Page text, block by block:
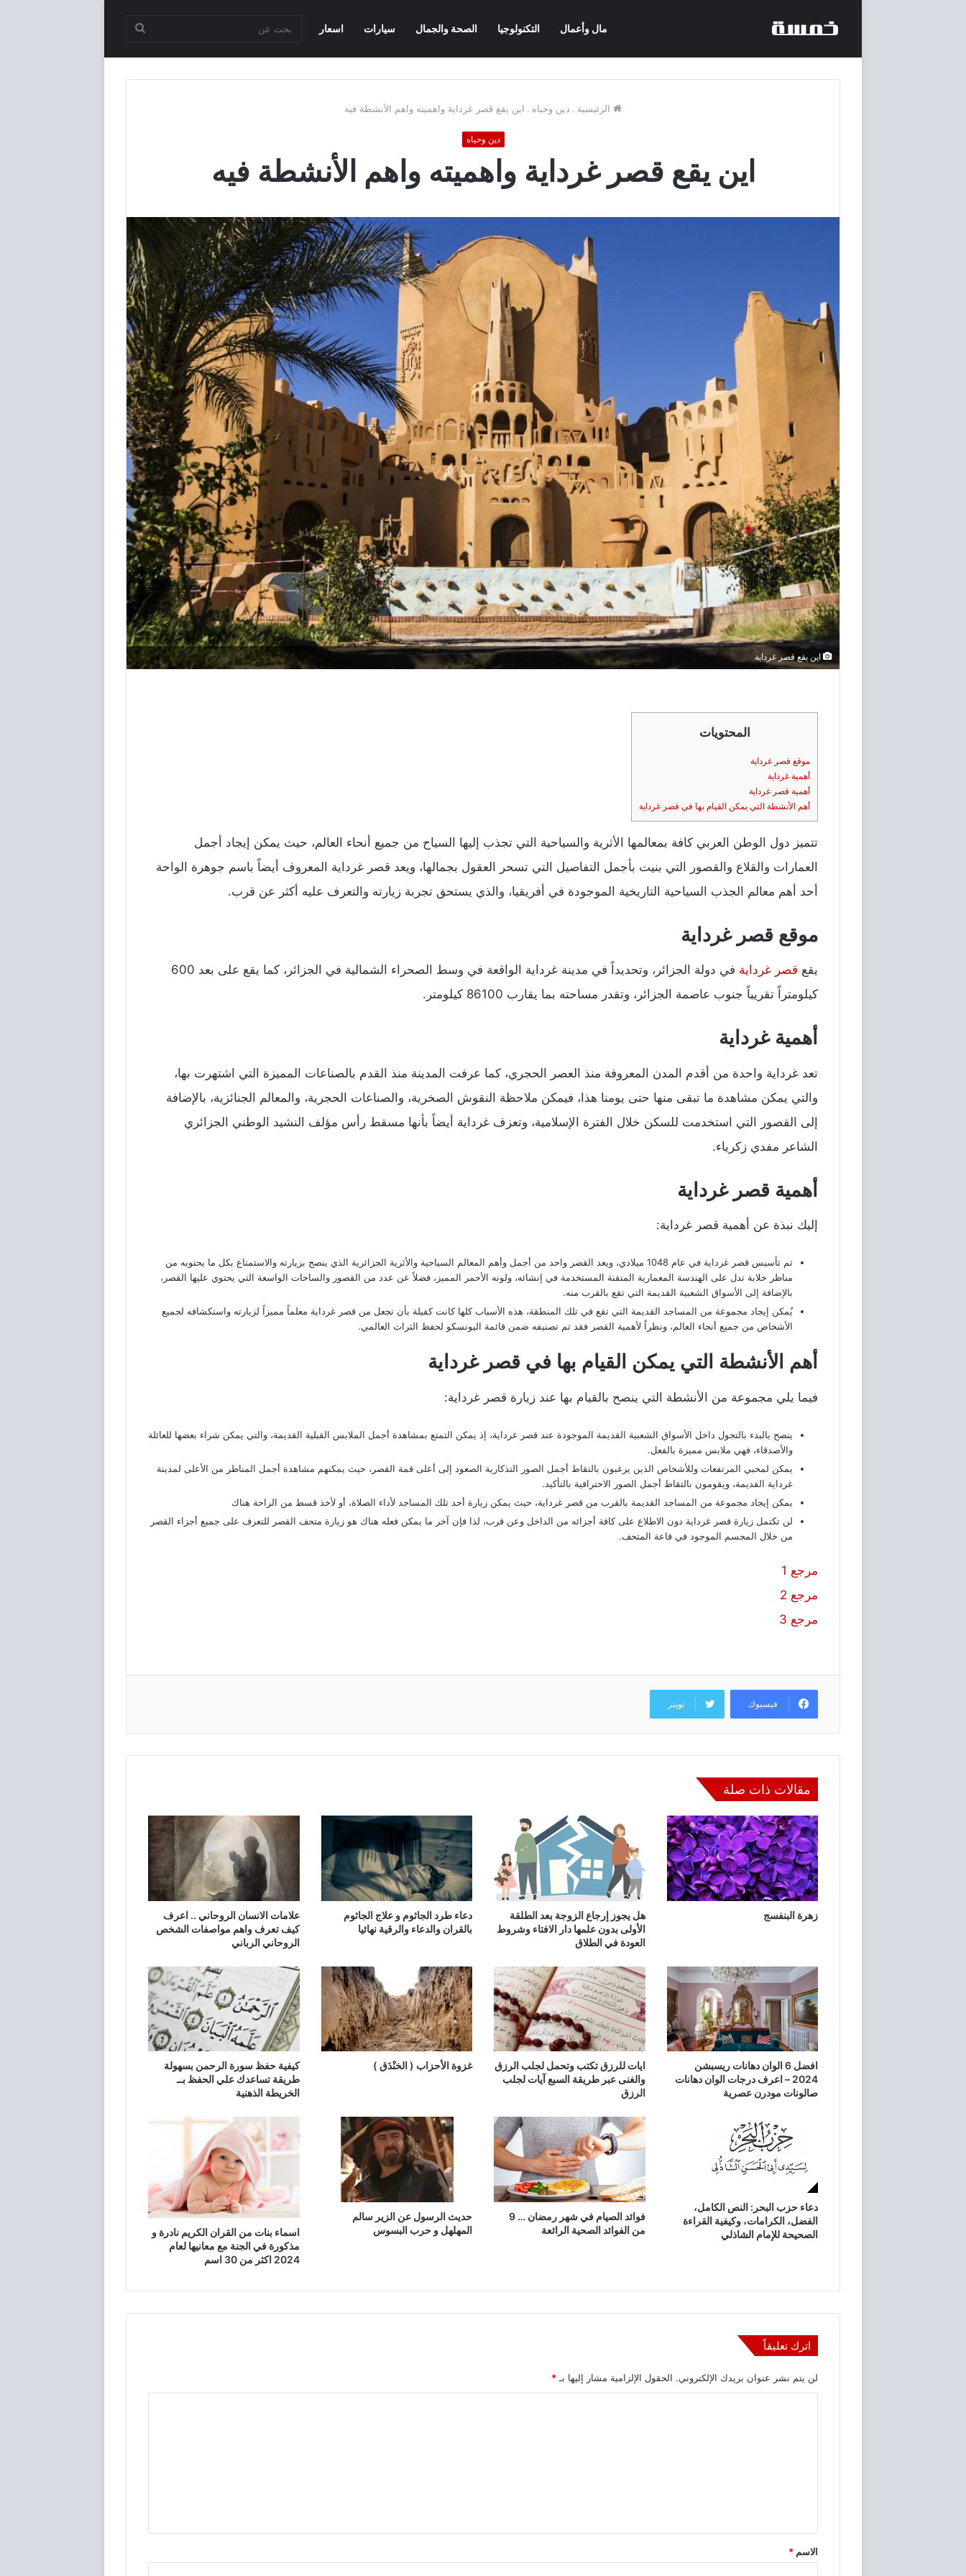
مال وأعمال التكنولوجيا الصحة والجمال سيارات اسعار
الرئيسية . دين وحياه . اين يقع قصر غرداية واهميته واهم الأنشطة فيه
دين وحياه
اين يقع قصر غرداية واهميته واهم الأنشطة فيه
اين يقع قصر غرداية
المحتويات
‎تتميز دول الوطن العربي كافة بمعالمها الأثرية والسياحية التي تجذب إليها السياح من جميع أنحاء العالم، حيث يمكن إيجاد أجمل
العمارات والقلاع والقصور التي بنيت بأجمل التفاصيل التي تسحر العقول بجمالها، ويعد قصر غرداية المعروف أيضاً باسم جوهرة الواحة
أحد أهم معالم الجذب السياحية التاريخية الموجودة في أفريقيا، والذي يستحق تجربة زيارته والتعرف عليه أكثر عن قرب.
قصر غرداية
في دولة الجزائر، وتحديداً في مدينة غرداية الواقعة في وسط الصحراء الشمالية في الجزائر، كما يقع على بعد 600
كيلومتراً تقريباً جنوب عاصمة الجزائر، وتقدر مساحته بما يقارب 86100 كيلومتر.
‎تعد غرداية واحدة من أقدم المدن المعروفة منذ العصر الحجري، كما عرفت المدينة منذ القدم بالصناعات المميزة التي اشتهرت بها،
والتي يمكن مشاهدة ما تبقى منها حتى يومنا هذا، فيمكن ملاحظة النقوش الصخرية، والصناعات الحجرية، والمعالم الجنائزية، بالإضافة
إلى القصور التي استخدمت للسكن خلال الفترة الإسلامية، وتعزف غرداية أيضاً بأنها مسقط رأس مؤلف النشيد الوطني الجزائري
الشاعر مفدي زكرياء.
إليك نبذة عن أهمية قصر غرداية:
‎تم تأسيس قصر غرداية في عام 1048 ميلادي، ويعد القصر واحد من أجمل وأهم المعالم السياحية والأثرية الجزائرية الذي ينصح بزيارته والاستمتاع بكل ما يحتويه من
مناظر خلابة تدل على الهندسة المعمارية المتقنة المستخدمة في إنشائه، ولونه الأحمر المميز، فضلاً عن عدد من القصور والساحات الواسعة التي يحتوي عليها القصر،
بالإضافة إلى الأسواق الشعبية القديمة التي تقع بالقرب منه.
يُمكن إيجاد مجموعة من المساجد القديمة التي تقع في تلك المنطقة، هذه الأسباب كلها كانت كفيلة بأن تجعل من قصر غرداية معلماً مميزاً لزيارته واستكشافه لجميع
الأشخاص من جميع أنحاء العالم، ونظراً لأهمية القصر فقد تم تصنيفه ضمن قائمة اليونسكو لحفظ التراث العالمي.
ينصح بالبدء بالتجول داخل الأسواق الشعبية القديمة الموجودة عند قصر غرداية، إذ يمكن التمتع بمشاهدة أجمل الملابس القبلية القديمة، والتي يمكن شراء بعضها للعائلة
والأصدقاء، فهي ملابس مميزة بالفعل.
يمكن لمحبي المرتفعات وللأشخاص الذين يرغبون بالتقاط أجمل الصور التذكارية الصعود إلى أعلى قمة القصر، حيث يمكنهم مشاهدة أجمل المناظر من الأعلى لمدينة
غرداية القديمة، ويقومون بالتقاط أجمل الصور الاحترافية بالتأكيد.
يمكن إيجاد مجموعة من المساجد القديمة بالقرب من قصر غرداية، حيث يمكن زيارة أحد تلك المساجد لأداء الصلاة، أو لأخذ قسط من الراحة هناك
لن تكتمل زيارة قصر غرداية دون الاطلاع على كافة أجزائه من الداخل وعن قرب، لذا فإن آخر ما يمكن فعله هناك هو زيارة متحف القصر للتعرف على جميع أجزاء القصر
من خلال المجسم الموجود في قاعة المتحف.
مرجع 1
مرجع 2
مرجع 3
فيسبوك تويتر
مقالات ذات صلة
زهرة البنفسج
هل يجوز إرجاع الزوجة بعد الطلقة
الأولى بدون علمها دار الافتاء وشروط
العودة في الطلاق
دعاء طرد الجاثوم و علاج الجاثوم
بالقران والدعاء والرقية نهائيا
علامات الانسان الروحاني .. اعرف
كيف تعرف واهم مواصفات الشخص
الروحاني الرباني
افضل 6 الوان دهانات ريسبشن
2024 – اعرف درجات الوان دهانات
صالونات مودرن عصرية
ايات للرزق تكتب وتحمل لجلب الرزق
والغنى عبر طريقة السبع آيات لجلب
الرزق
غزوة الأحزاب ( الخنْدَق )
كيفية حفظ سورة الرحمن بسهولة
طريقة تساعدك علي الحفظ بــ
الخريطة الذهنية
دعاء حزب البحر: النص الكامل،
الفضل، الكرامات، وكيفية القراءة
الصحيحة للإمام الشاذلي
فوائد الصيام في شهر رمضان … 9
من الفوائد الصحية الرائعة
حديث الرسول عن الزير سالم
المهلهل و حرب البسوس
اسماء بنات من القران الكريم نادرة و
مذكورة في الجنة مع معانيها لعام
2024 اكثر من 30 اسم
اترك تعليقاً
لن يتم نشر عنوان بريدك الإلكتروني. الحقول الإلزامية مشار إليها بـ *
ق
*
الاسم *